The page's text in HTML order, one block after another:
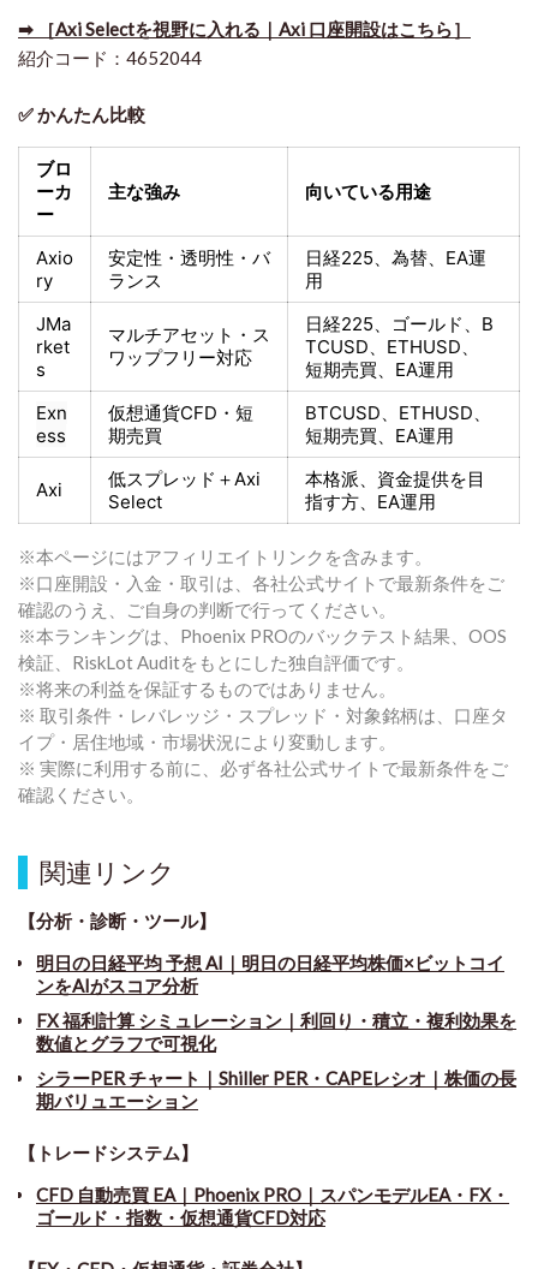
➡ ［Axi Selectを視野に入れる｜Axi 口座開設はこちら］
紹介コード：4652044
✅ かんたん比較
ブロ
ーカ
ー
主な強み 向いている用途
Axio
ry
安定性・透明性・バ
ランス
日経225、為替、EA運
用
JMa
rket
s
マルチアセット・ス
ワップフリー対応
日経225、ゴールド、 B
TCUSD、ETHUSD、
短期売買、EA運用
Exn
ess
仮想通貨CFD・短
期売買
BTCUSD、ETHUSD、
短期売買、EA運用
Axi 低スプレッド＋Axi
Select
本格派、資金提供を目
指す方、EA運用
※本ページにはアフィリエイトリンクを含みます。
※口座開設・入金・取引は、各社公式サイトで最新条件をご
確認のうえ、ご自身の判断で行ってください。
※本ランキングは、Phoenix PROのバックテスト結果、OOS
検証、RiskLot Auditをもとにした独自評価です。
※将来の利益を保証するものではありません。
※ 取引条件・レバレッジ・スプレッド・対象銘柄は、口座タ
イプ・居住地域・市場状況により変動します。
※ 実際に利用する前に、必ず各社公式サイトで最新条件をご
確認ください。
関連リンク
【分析・診断・ツール】
明日の日経平均 予想 AI｜明日の日経平均株価×ビットコイ
ンをAIがスコア分析
FX 福利計算 シミュレーション｜利回り・積立・複利効果を
数値とグラフで可視化
シラーPER チャート ｜ Shiller PER・CAPEレシオ｜株価の長
期バリュエーション
【トレードシステム】
CFD 自動売買 EA｜Phoenix PRO｜スパンモデルEA・FX・
ゴールド・指数・仮想通貨CFD対応